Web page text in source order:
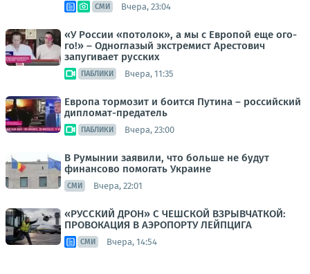
СМИ Вчера, 23:04
«У России «потолок», а мы с Европой еще ого-
го!» – Одноглазый экстремист Арестович
запугивает русских
ПАБЛИКИ Вчера, 11:35
Европа тормозит и боится Путина – российский
дипломат-предатель
ПАБЛИКИ Вчера, 23:00
В Румынии заявили, что больше не будут
финансово помогать Украине
СМИ Вчера, 22:01
«РУССКИЙ ДРОН» С ЧЕШСКОЙ ВЗРЫВЧАТКОЙ:
ПРОВОКАЦИЯ В АЭРОПОРТУ ЛЕЙПЦИГА
СМИ Вчера, 14:54